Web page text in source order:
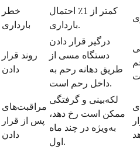
خطر
بارداری
کمتر از 1٪ احتمال
بارداری.
روند قرار
دادن
درگیر قرار دادن
دستگاه مسی از
طریق دهانه رحم به
داخل رحم است.
مراقبت‌های
پس از قرار
دادن
لکه‌بینی و گرفتگی
ممکن است رخ دهد،
به‌ویژه در چند ماه
اول.